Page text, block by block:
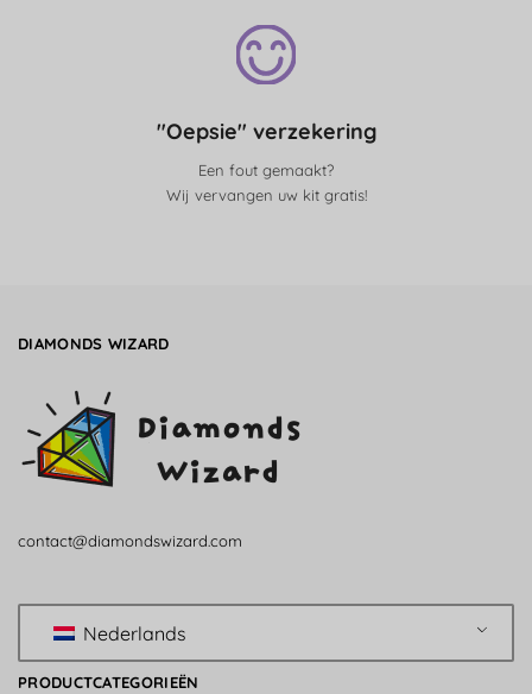
"Oepsie" verzekering
Een fout gemaakt?
Wij vervangen uw kit gratis!
DIAMONDS WIZARD
contact@diamondswizard.com
Nederlands
PRODUCTCATEGORIEËN